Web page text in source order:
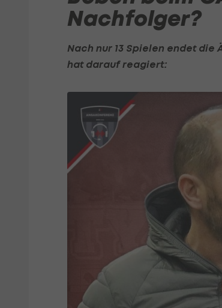
Nachfolger?
Nach nur 13 Spielen endet die
hat darauf reagiert: